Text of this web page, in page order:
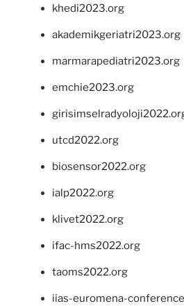
khedi2023.org
akademikgeriatri2023.org
marmarapediatri2023.org
emchie2023.org
utcd2022.org
biosensor2022.org
ialp2022.org
klivet2022.org
ifac-hms2022.org
taoms2022.org
iias-euromena-